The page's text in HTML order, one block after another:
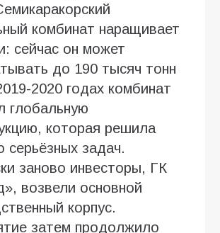
комбинат наращивает
сейчас он может
до 190 тысяч тонн
2020 годах комбинат
глобальную
которая решила
серьёзных задач.
заново инвесторы, ГК
возвели основной
корпус.
затем продолжило